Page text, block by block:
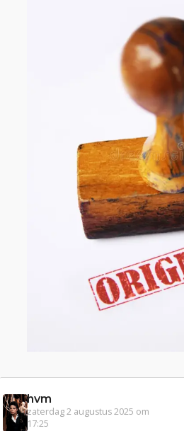
hvm
zaterdag 2 augustus 2025 om
17:25